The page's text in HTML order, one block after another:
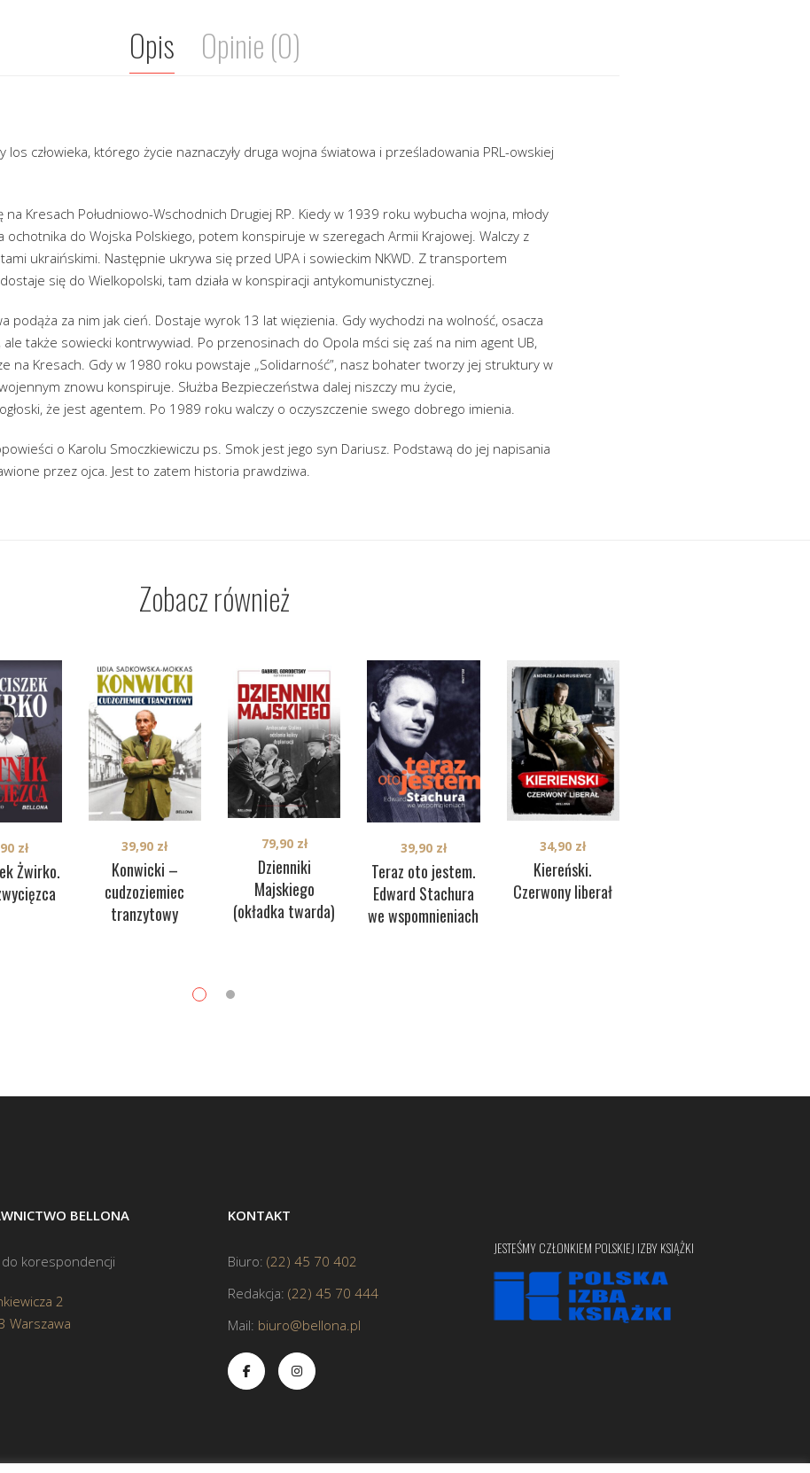
Opis Opinie (0)
los człowieka, którego życie naznaczyły druga wojna światowa i prześladowania PRL-owskiej
na Kresach Południowo-Wschodnich Drugiej RP. Kiedy w 1939 roku wybucha wojna, młody
ochotnika do Wojska Polskiego, potem konspiruje w szeregach Armii Krajowej. Walczy z
ukraińskimi. Następnie ukrywa się przed UPA i sowieckim NKWD. Z transportem
się do Wielkopolski, tam działa w konspiracji antykomunistycznej.
podąża za nim jak cień. Dostaje wyrok 13 lat więzienia. Gdy wychodzi na wolność, osacza
także sowiecki kontrwywiad. Po przenosinach do Opola mści się zaś na nim agent UB,
na Kresach. Gdy w 1980 roku powstaje „Solidarność”, nasz bohater tworzy jej struktury w
znowu konspiruje. Służba Bezpieczeństwa dalej niszczy mu życie,
że jest agentem. Po 1989 roku walczy o oczyszczenie swego dobrego imienia.
o Karolu Smoczkiewiczu ps. Smok jest jego syn Dariusz. Podstawą do jej napisania
przez ojca. Jest to zatem historia prawdziwa.
Zobacz również
Żwirko.
zł
Konwicki –
cudzoziemiec
tranzytowy
39,90 zł
Dzienniki
Majskiego
(okładka twarda)
79,90 zł
Teraz oto jestem.
Edward Stachura
we wspomnieniach
39,90 zł
Kiereński.
Czerwony liberał
34,90 zł
BELLONA
korespondencji
2
Warszawa
KONTAKT
Biuro: (22) 45 70 402
Redakcja: (22) 45 70 444
Mail: biuro@bellona.pl
JESTEŚMY CZŁONKIEM POLSKIEJ IZBY KSIĄŻKI